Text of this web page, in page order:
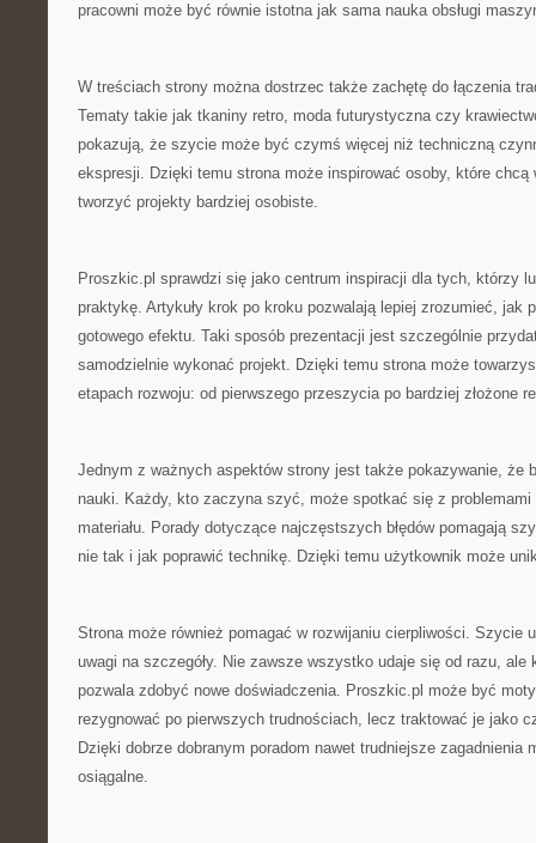
pracowni może być równie istotna jak sama nauka obsługi
W treściach strony można dostrzec także zachętę do łączenia
Tematy takie jak tkaniny retro, moda futurystyczna czy
pokazują, że szycie może być czymś więcej niż techniczną
ekspresji. Dzięki temu strona może inspirować osoby, które
tworzyć projekty bardziej osobiste.
Proszkic.pl sprawdzi się jako centrum inspiracji dla tych, którzy
praktykę. Artykuły krok po kroku pozwalają lepiej zrozumieć, jak
gotowego efektu. Taki sposób prezentacji jest szczególnie
samodzielnie wykonać projekt. Dzięki temu strona może
etapach rozwoju: od pierwszego przeszycia po bardziej złożone
Jednym z ważnych aspektów strony jest także pokazywanie, że
nauki. Każdy, kto zaczyna szyć, może spotkać się z
materiału. Porady dotyczące najczęstszych błędów pomagają
nie tak i jak poprawić technikę. Dzięki temu użytkownik może
Strona może również pomagać w rozwijaniu cierpliwości. Szycie
uwagi na szczegóły. Nie zawsze wszystko udaje się od razu, ale
pozwala zdobyć nowe doświadczenia. Proszkic.pl może być
rezygnować po pierwszych trudnościach, lecz traktować je jako
Dzięki dobrze dobranym poradom nawet trudniejsze zagadnienia
osiągalne.